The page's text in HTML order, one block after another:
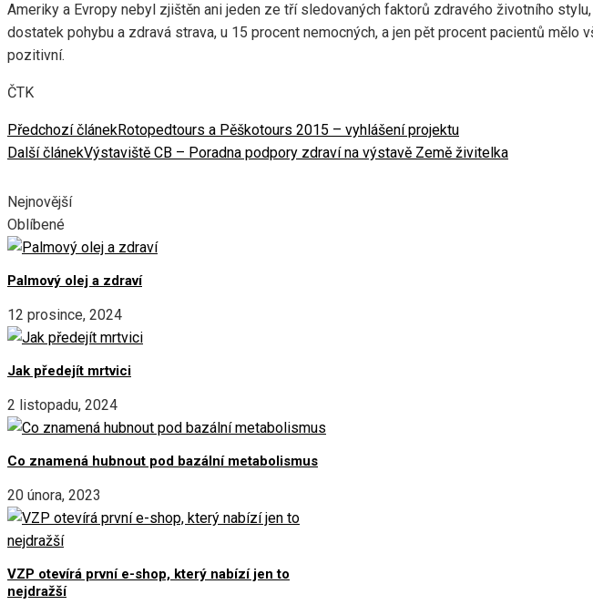
Ameriky a Evropy nebyl zjištěn ani jeden ze tří sledovaných faktorů zdravého životního
dostatek pohybu a zdravá strava, u 15 procent nemocných, a jen pět procent pacientů mělo
pozitivní.
ČTK
Předchozí článekRotopedtours a Pěškotours 2015 – vyhlášení projektu
Další článekVýstaviště CB – Poradna podpory zdraví na výstavě Země živitelka
Nejnovější
Oblíbené
Palmový olej a zdraví
12 prosince, 2024
Jak předejít mrtvici
2 listopadu, 2024
Co znamená hubnout pod bazální metabolismus
20 února, 2023
VZP otevírá první e-shop, který nabízí jen to
nejdražší